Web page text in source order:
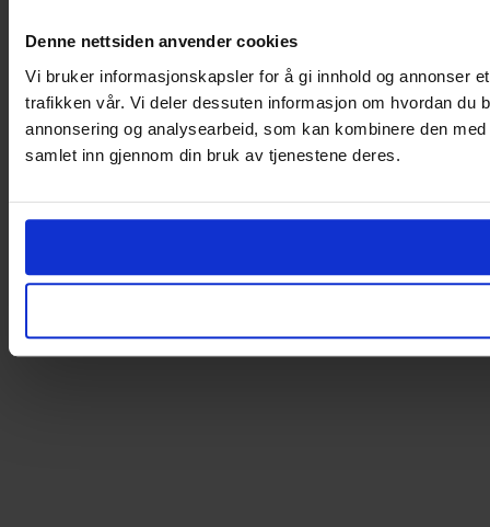
Denne nettsiden anvender cookies
Vi bruker informasjonskapsler for å gi innhold og annonser
trafikken vår. Vi deler dessuten informasjon om hvordan du
annonsering og analysearbeid, som kan kombinere den
samlet inn gjennom din bruk av tjenestene deres.